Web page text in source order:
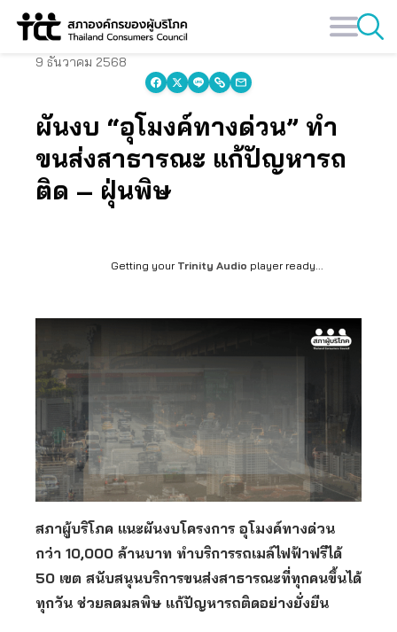
Skip
content
9 ธันวาคม 2568
ผันงบ “อุโมงค์ทางด่วน” ทำ
ขนส่งสาธารณะ แก้ปัญหารถ
ติด – ฝุ่นพิษ
Getting your Trinity Audio player ready...
สภาผู้บริโภค แนะผันงบโครงการ อุโมงค์ทางด่วน
กว่า 10,000 ล้านบาท ทำบริการรถเมล์ไฟฟ้าฟรีได้
50 เขต สนับสนุนบริการขนส่งสาธารณะที่ทุกคนขึ้นได้
ทุกวัน ช่วยลดมลพิษ แก้ปัญหารถติดอย่างยั่งยืน